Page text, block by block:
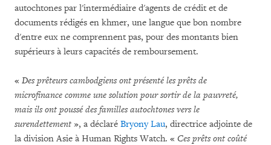
autochtones par l'intermédiaire d'agents de crédit et de
documents rédigés en khmer, une langue que bon nombre
d'entre eux ne comprennent pas, pour des montants bien
supérieurs à leurs capacités de remboursement.
« Des prêteurs cambodgiens ont présenté les prêts de
microfinance comme une solution pour sortir de la pauvreté,
mais ils ont poussé des familles autochtones vers le
surendettement », a déclaré Bryony Lau, directrice adjointe de
la division Asie à Human Rights Watch. « Ces prêts ont coûté